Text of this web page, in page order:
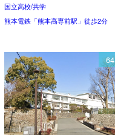
国立高校/共学
熊本電鉄「熊本高専前駅」徒歩2分
64